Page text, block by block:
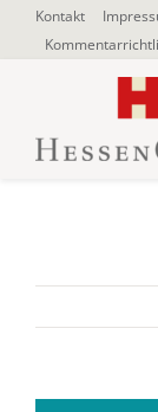
Zum
Inhalt
Kontakt
Über uns